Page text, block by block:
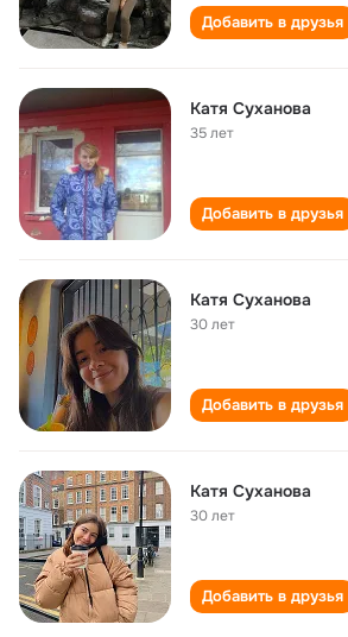
Добавить в друзья
Катя Суханова
35 лет
Добавить в друзья
Катя Суханова
30 лет
Добавить в друзья
Катя Суханова
30 лет
Добавить в друзья